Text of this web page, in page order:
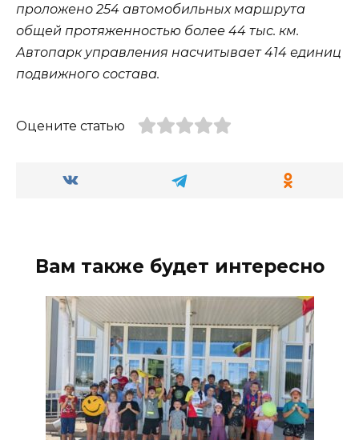
проложено 254 автомобильных маршрута
общей протяженностью более 44 тыс. км.
Автопарк управления насчитывает 414 единиц
подвижного состава.
Оцените статью
Вам также будет интересно